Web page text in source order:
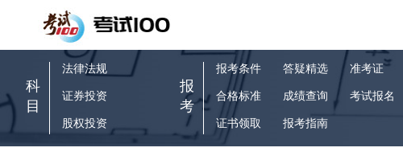
科
目
法律法规
证券投资
股权投资
报
考
报考条件
合格标准
证书领取
答疑精选
成绩查询
报考指南
准考证
考试报名